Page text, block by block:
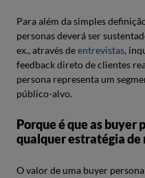
Para além da simples
personas deverá ser
ex., através deentrevistas,
feedback direto de clientes
persona representa um
público-alvo.
Porque é que as buyer
qualquer estratégia de
O valor de uma buyer